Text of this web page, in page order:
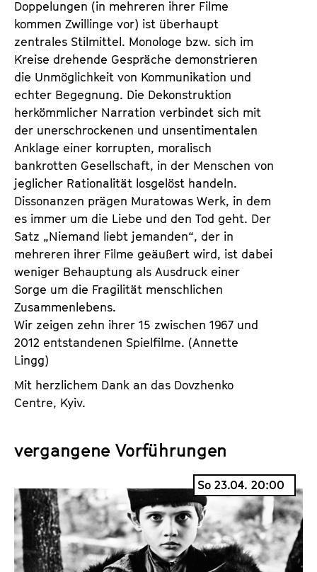
Doppelungen (in mehreren ihrer Filme
kommen Zwillinge vor) ist überhaupt
zentrales Stilmittel. Monologe bzw. sich im
Kreise drehende Gespräche demonstrieren
die Unmöglichkeit von Kommunikation und
echter Begegnung. Die Dekonstruktion
herkömmlicher Narration verbindet sich mit
der unerschrockenen und unsentimentalen
Anklage einer korrupten, moralisch
bankrotten Gesellschaft, in der Menschen von
jeglicher Rationalität losgelöst handeln.
Dissonanzen prägen Muratowas Werk, in dem
es immer um die Liebe und den Tod geht. Der
Satz „Niemand liebt jemanden“, der in
mehreren ihrer Filme geäußert wird, ist dabei
weniger Behauptung als Ausdruck einer
Sorge um die Fragilität menschlichen
Zusammenlebens.
Wir zeigen zehn ihrer 15 zwischen 1967 und
2012 entstandenen Spielfilme. (Annette
Lingg)
Mit herzlichem Dank an das Dovzhenko
Centre, Kyiv.
vergangene Vorführungen
So 23.04. 20:00